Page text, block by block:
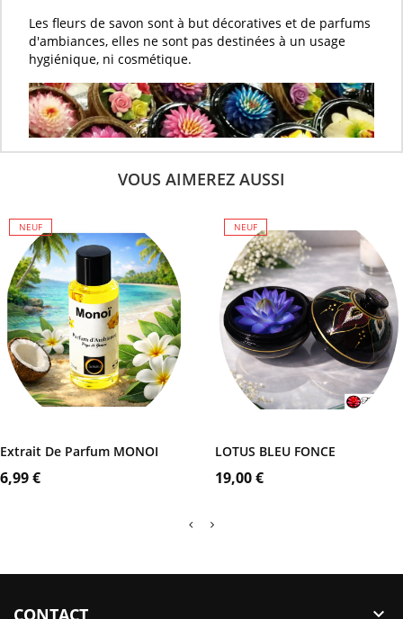
Les fleurs de savon sont à but décoratives et de parfums
d'ambiances, elles ne sont pas destinées à un usage
hygiénique, ni cosmétique.
VOUS AIMEREZ AUSSI
NEUF
Extrait De Parfum MONOI
Prix
6,99 €
NEUF
Coffret
Noir
LOTUS BLEU FONCE
Prix
19,00 €
CONTACT
